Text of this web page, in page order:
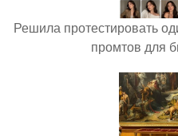
Решила протестировать
промтов для